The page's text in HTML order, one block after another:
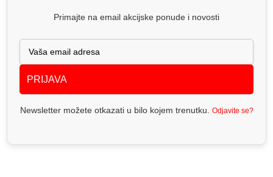
Primajte na email akcijske ponude i novosti
PRIJAVA
Newsletter možete otkazati u bilo kojem trenutku. Odjavite se?